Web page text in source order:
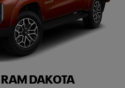
DAKOTA